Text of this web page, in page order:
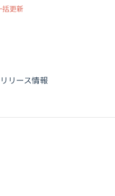
括更新
リリース情報